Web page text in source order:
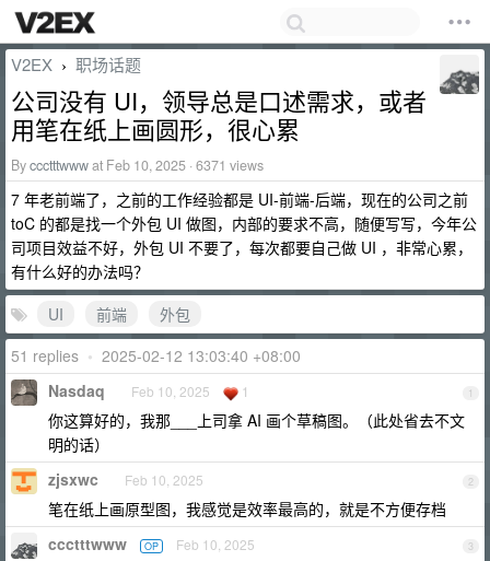
V2EX › 职场话题
公司没有 UI，领导总是口述需求，或者
用笔在纸上画圆形，很心累
Byccctttwwwat Feb 10, 2025 · 6371 views
7 年老前端了，之前的工作经验都是 UI-前端-后端，现在的公司之前
toC 的都是找一个外包 UI 做图，内部的要求不高，随便写写，今年公
司项目效益不好，外包 UI 不要了，每次都要自己做 UI ，非常心累，
有什么好的办法吗？
UI
前端
外包
51 replies • 2025-02-12 13:03:40 +08:00
1
Nasdaq Feb 10, 2025 1
你这算好的，我那___上司拿 AI 画个草稿图。（此处省去不文
明的话）
2
zjsxwc Feb 10, 2025
笔在纸上画原型图，我感觉是效率最高的，就是不方便存档
3
ccctttwww OP Feb 10, 2025